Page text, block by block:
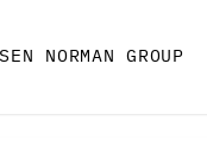
NORMAN GROUP